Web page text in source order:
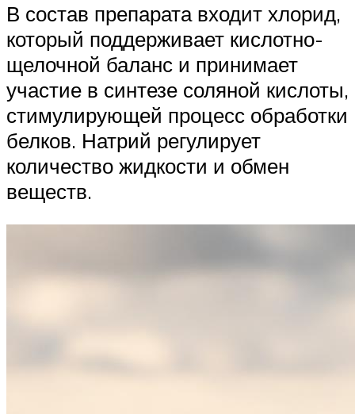
В состав препарата входит хлорид,
который поддерживает кислотно-
щелочной баланс и принимает
участие в синтезе соляной кислоты,
стимулирующей процесс обработки
белков. Натрий регулирует
количество жидкости и обмен
веществ.